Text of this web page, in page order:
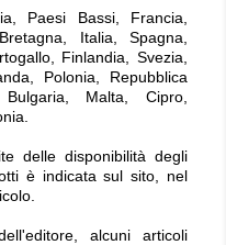
Paesi Bassi, Francia,
Italia, Spagna,
Finlandia, Svezia,
Polonia, Repubblica
Malta, Cipro,
delle disponibilità degli
è indicata sul sito, nel
alcuni articoli